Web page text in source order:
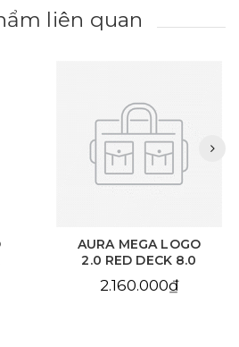
liên quan
AURA CHAIN EYE
LOVE SKY BLUE DECK
8.125